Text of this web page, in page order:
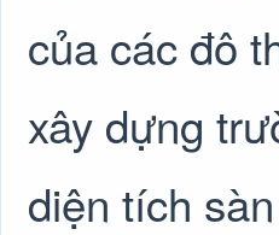
của các đô
xây dựng
diện tích